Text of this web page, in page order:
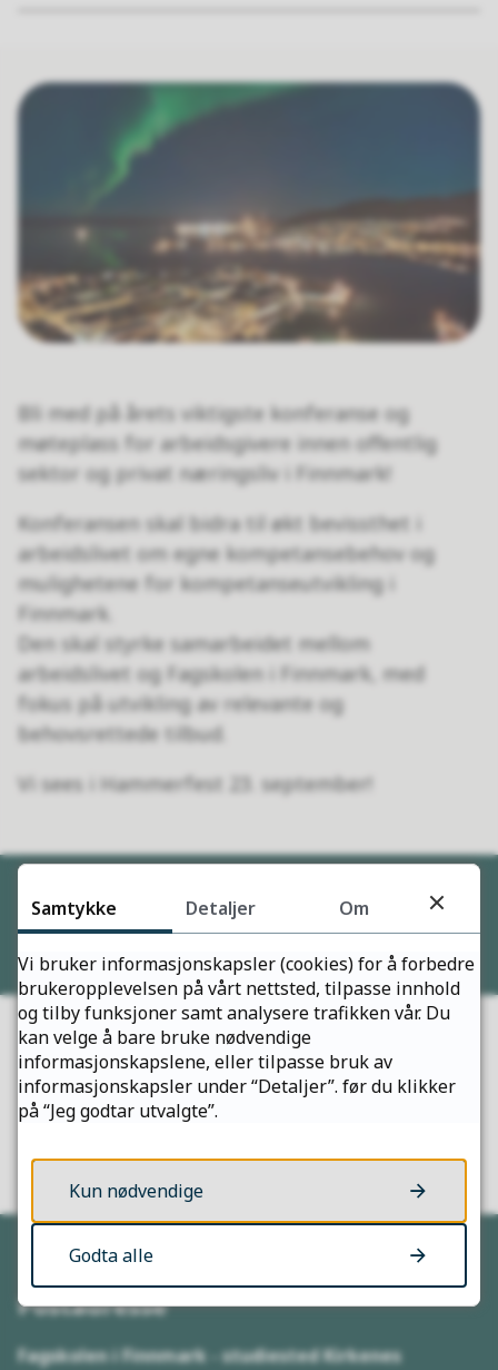
Bli med på årets viktigste konferanse og
møteplass for arbeidsgivere innen offentlig
sektor og privat næringsliv i Finnmark!
Konferansen skal bidra til økt bevissthet i
arbeidslivet om egne kompetansebehov og
mulighetene for kompetanseutvikling i
Finnmark.
Den skal styrke samarbeidet mellom
arbeidslivet og Fagskolen i Finnmark, med
fokus på utvikling av relevante og
behovsrettede tilbud.
Vi sees i Hammerfest 23. september!
Mer informasjon kommer!
Fant du det du lette etter?
Ja
Postadresse
Fagskolen i Finnmark - studiested Kirkenes
Samtykke Detaljer Om
Vi bruker informasjonskapsler (cookies) for å forbedre
brukeropplevelsen på vårt nettsted, tilpasse innhold
og tilby funksjoner samt analysere trafikken vår. Du
kan velge å bare bruke nødvendige
informasjonskapslene, eller tilpasse bruk av
informasjonskapsler under “Detaljer”. før du klikker
på “Jeg godtar utvalgte”.
Kun nødvendige
Godta alle